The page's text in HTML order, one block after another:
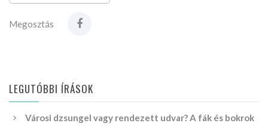
Megosztás
LEGUTÓBBI ÍRÁSOK
Városi dzsungel vagy rendezett udvar? A fák és bokrok